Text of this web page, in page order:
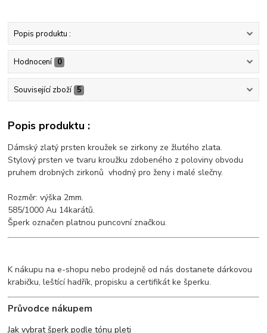
Popis produktu :
Hodnocení 0
Související zboží 5
Popis produktu :
Dámský zlatý prsten kroužek se zirkony ze žlutého zlata.
Stylový prsten ve tvaru kroužku zdobeného z poloviny obvodu
pruhem drobných zirkonů vhodný pro ženy i malé slečny.
Rozměr: výška 2mm.
585/1000 Au 14karátů.
Šperk označen platnou puncovní značkou.
K nákupu na e-shopu nebo prodejně od nás dostanete dárkovou
krabičku, leštící hadřík, propisku a certifikát ke šperku.
Průvodce nákupem
Jak vybrat šperk podle tónu pleti